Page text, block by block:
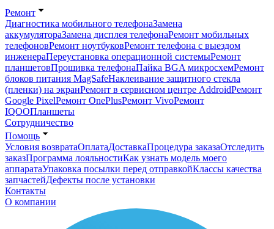
Ремонт
Диагностика мобильного телефонаЗамена
аккумулятораЗамена дисплея телефонаРемонт мобильных
телефоновРемонт ноутбуковРемонт телефона с выездом
инженераПереустановка операционной системыРемонт
планшетовПрошивка телефонаПайка BGA микросхемРемонт
блоков питания MagSafeНаклеивание защитного стекла
(пленки) на экранРемонт в сервисном центре AddroidРемонт
Google PixelРемонт OnePlusРемонт VivoРемонт
IQOOПланшеты
Сотрудничество
Помощь
Условия возвратаОплатаДоставкаПроцедура заказаОтследить
заказПрограмма лояльностиКак узнать модель моего
аппаратаУпаковка посылки перед отправкойКлассы качества
запчастейДефекты после установки
Контакты
О компании